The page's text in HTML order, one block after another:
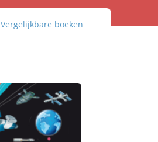
Vergelijkbare boeken